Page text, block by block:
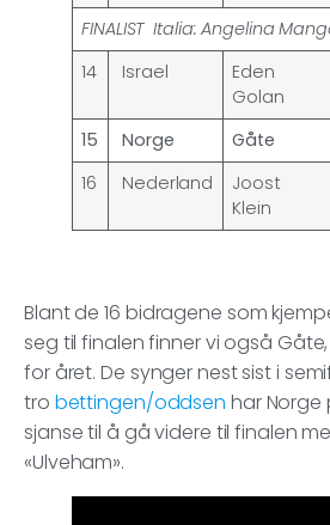
FINALIST Italia: Angelina
14
Israel
Eden
Golan
15 Norge Gåte
16
Nederland
Joost
Klein
Blant de 16 bidragene som
seg til finalen finner vi også
for året. De synger nest sist i
tro bettingen/oddsen har Norge
sjanse til å gå videre til finalen
«Ulveham».